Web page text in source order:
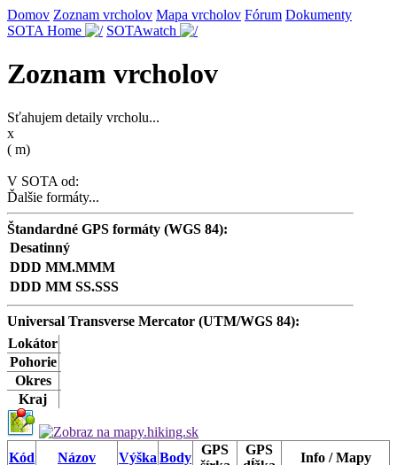
Domov Zoznam vrcholov Mapa vrcholov Fórum Dokumenty
SOTA Home
SOTAwatch
Zoznam vrcholov
Sťahujem detaily vrcholu...
x
( m)
V SOTA od:
Ďalšie formáty...
Štandardné GPS formáty (WGS 84):
Desatinný
DDD MM.MMM
DDD MM SS.SSS
Universal Transverse Mercator (UTM/WGS 84):
Lokátor
Pohorie
Okres
Kraj
Kód Názov Výška Body
GPS
GPS
Info / Mapy